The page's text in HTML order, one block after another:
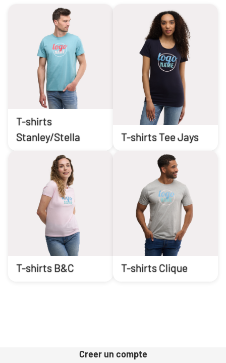
T-shirts
Stanley/Stella
T-shirts Tee Jays
T-shirts B&C T-shirts Clique
Creer un compte